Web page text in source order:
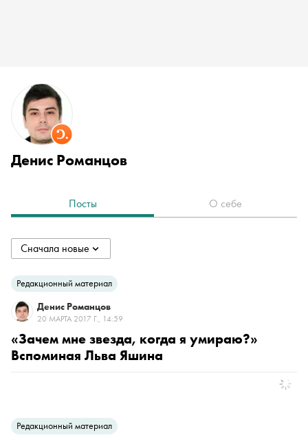
Денис Романцов
Посты О себе
Сначала новые
collapsed
Сначала новые
Сначала старые
По популярности
Редакционный материал
Денис Романцов
20 МАРТА 2017 Г., 14:59
«Зачем мне звезда, когда я умираю?»
Вспоминая Льва Яшина
Редакционный материал